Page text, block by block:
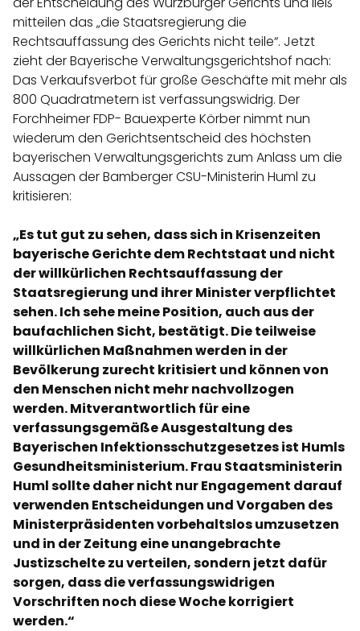
mitteilen das „die Staatsregierung die
Rechtsauffassung des Gerichts nicht teile“. Jetzt
zieht der Bayerische Verwaltungsgerichtshof nach:
Das Verkaufsverbot für große Geschäfte mit mehr als
800 Quadratmetern ist verfassungswidrig. Der
Forchheimer FDP- Bauexperte Körber nimmt nun
wiederum den Gerichtsentscheid des höchsten
bayerischen Verwaltungsgerichts zum Anlass um die
Aussagen der Bamberger CSU-Ministerin Huml zu
kritisieren:
„Es tut gut zu sehen, dass sich in Krisenzeiten
bayerische Gerichte dem Rechtstaat und nicht
der willkürlichen Rechtsauffassung der
Staatsregierung und ihrer Minister verpflichtet
sehen. Ich sehe meine Position, auch aus der
baufachlichen Sicht, bestätigt. Die teilweise
willkürlichen Maßnahmen werden in der
Bevölkerung zurecht kritisiert und können von
den Menschen nicht mehr nachvollzogen
werden. Mitverantwortlich für eine
verfassungsgemäße Ausgestaltung des
Bayerischen Infektionsschutzgesetzes ist Humls
Gesundheitsministerium. Frau Staatsministerin
Huml sollte daher nicht nur Engagement darauf
verwenden Entscheidungen und Vorgaben des
Ministerpräsidenten vorbehaltslos umzusetzen
und in der Zeitung eine unangebrachte
Justizschelte zu verteilen, sondern jetzt dafür
sorgen, dass die verfassungswidrigen
Vorschriften noch diese Woche korrigiert
werden.“